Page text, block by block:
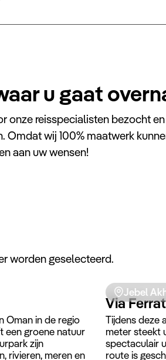
u gaat
onze reisspecialisten bezocht
Omdat wij 100% maatwerk
aan uw wensen!
kans te ervaren
zijn authentieke
worden geselecteerd.
Oman in de regio
een groene natuur
zijn
rivieren, meren en
Jebel
Via
Tijdens deze
meter steekt
spectaculair
route is